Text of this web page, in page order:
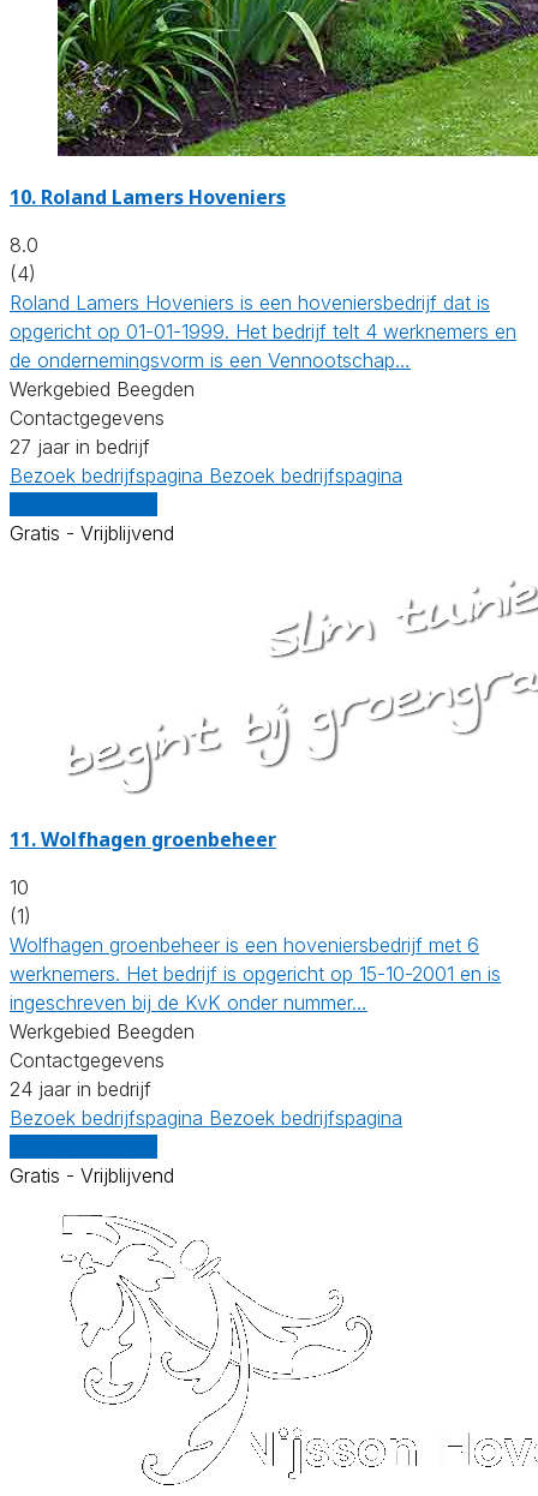
10. Roland Lamers Hoveniers
8.0
(4)
Roland Lamers Hoveniers is een hoveniersbedrijf dat is
opgericht op 01-01-1999. Het bedrijf telt 4 werknemers en
de ondernemingsvorm is een Vennootschap…
Werkgebied Beegden
Contactgegevens
27 jaar in bedrijf
Bezoek bedrijfspagina Bezoek bedrijfspagina
Gratis - Vrijblijvend
11.Wolfhagen groenbeheer
10
(1)
Wolfhagen groenbeheer is een hoveniersbedrijf met 6
werknemers. Het bedrijf is opgericht op 15-10-2001 en is
ingeschreven bij de KvK onder nummer…
Werkgebied Beegden
Contactgegevens
24 jaar in bedrijf
Bezoek bedrijfspagina Bezoek bedrijfspagina
Gratis - Vrijblijvend